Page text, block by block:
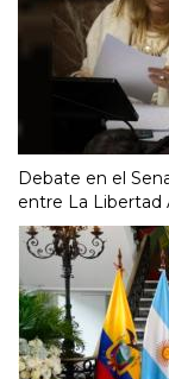
Debate en el
entre La Libertad